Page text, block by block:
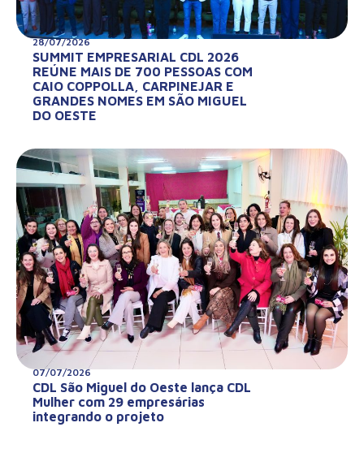
28/07/2026
SUMMIT EMPRESARIAL CDL 2026
REÚNE MAIS DE 700 PESSOAS COM
CAIO COPPOLLA, CARPINEJAR E
GRANDES NOMES EM SÃO MIGUEL
DO OESTE
07/07/2026
CDL São Miguel do Oeste lança CDL
Mulher com 29 empresárias
integrando o projeto